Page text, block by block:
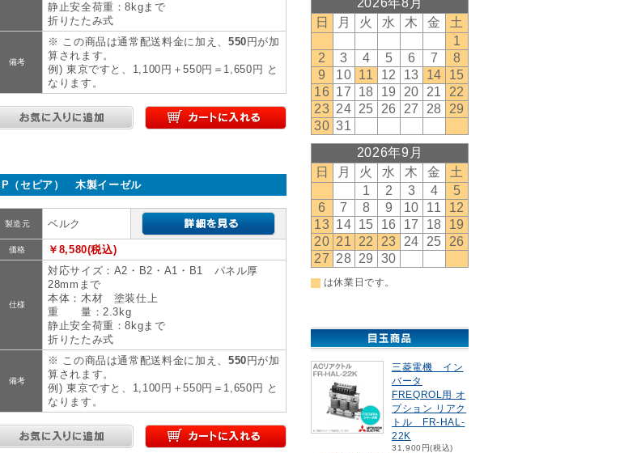
静止安全荷重：8kgまで
折りたたみ式
備考
※ この商品は通常配送料金に加え、 550 円が加
算されます。
例) 東京ですと、1,100円＋550円＝1,650円 と
なります。
（セピア） 木製イーゼル
製造元 ベルク
価格 ￥8,580(税込)
仕様
対応サイズ：A2・B2・A1・B1 パネル厚
28mmまで
本体：木材 塗装仕上
重 量：2.3kg
静止安全荷重：8kgまで
折りたたみ式
備考
※ この商品は通常配送料金に加え、 550 円が加
算されます。
例) 東京ですと、1,100円＋550円＝1,650円 と
なります。
三菱電機 イン
バータ
FREQROL用 オ
プション リアク
トル FR-HAL-
22K
31,900円(税込)